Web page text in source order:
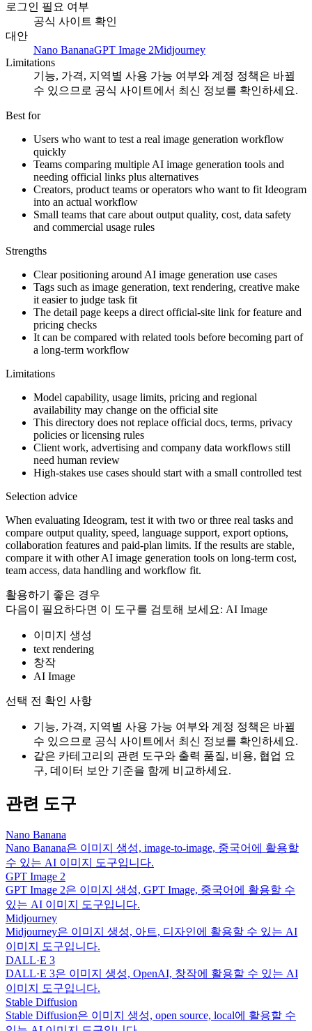
로그인 필요 여부
공식 사이트 확인
대안
Nano BananaGPT Image 2Midjourney
Limitations
기능, 가격, 지역별 사용 가능 여부와 계정 정책은 바뀔
수 있으므로 공식 사이트에서 최신 정보를 확인하세요.
Best for
Users who want to test a real image generation workflow
quickly
Teams comparing multiple AI image generation tools and
needing official links plus alternatives
Creators, product teams or operators who want to fit Ideogram
into an actual workflow
Small teams that care about output quality, cost, data safety
and commercial usage rules
Strengths
Clear positioning around AI image generation use cases
Tags such as image generation, text rendering, creative make
it easier to judge task fit
The detail page keeps a direct official-site link for feature and
pricing checks
It can be compared with related tools before becoming part of
a long-term workflow
Limitations
Model capability, usage limits, pricing and regional
availability may change on the official site
This directory does not replace official docs, terms, privacy
policies or licensing rules
Client work, advertising and company data workflows still
need human review
High-stakes use cases should start with a small controlled test
Selection advice
When evaluating Ideogram, test it with two or three real tasks and
compare output quality, speed, language support, export options,
collaboration features and paid-plan limits. If the results are stable,
compare it with other AI image generation tools on long-term cost,
team access, data handling and workflow fit.
활용하기 좋은 경우
다음이 필요하다면 이 도구를 검토해 보세요: AI Image
이미지 생성
text rendering
창작
AI Image
선택 전 확인 사항
기능, 가격, 지역별 사용 가능 여부와 계정 정책은 바뀔
수 있으므로 공식 사이트에서 최신 정보를 확인하세요.
같은 카테고리의 관련 도구와 출력 품질, 비용, 협업 요
구, 데이터 보안 기준을 함께 비교하세요.
관련 도구
Nano Banana
Nano Banana은 이미지 생성, image-to-image, 중국어에 활용할
수 있는 AI 이미지 도구입니다.
GPT Image 2
GPT Image 2은 이미지 생성, GPT Image, 중국어에 활용할 수
있는 AI 이미지 도구입니다.
Midjourney
Midjourney은 이미지 생성, 아트, 디자인에 활용할 수 있는 AI
이미지 도구입니다.
DALL·E 3
DALL·E 3은 이미지 생성, OpenAI, 창작에 활용할 수 있는 AI
이미지 도구입니다.
Stable Diffusion
Stable Diffusion은 이미지 생성, open source, local에 활용할 수